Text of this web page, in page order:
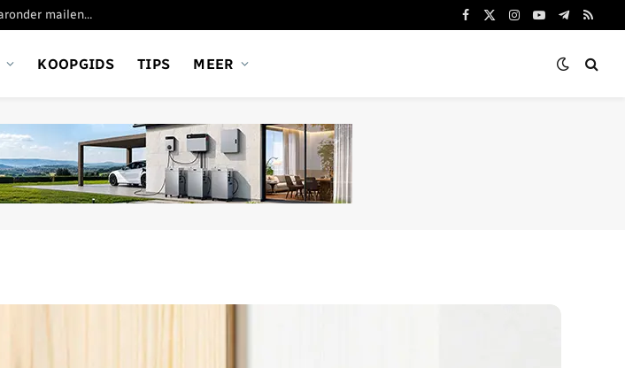
Google stopt met verschillende Gmail-functies: waaronder mailen vanaf andere adresssen
Facebook
X
Instagram
YouTube
Telegram
RSS
KOOPGIDS TIPS MEER